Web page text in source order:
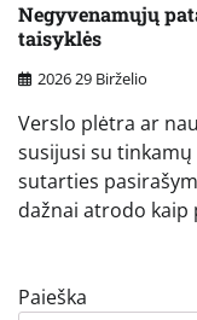
Negyvenamųjų
taisyklės
2026 29 Birželio
Verslo plėtra ar
susijusi su
sutarties
dažnai atrodo
Paieška